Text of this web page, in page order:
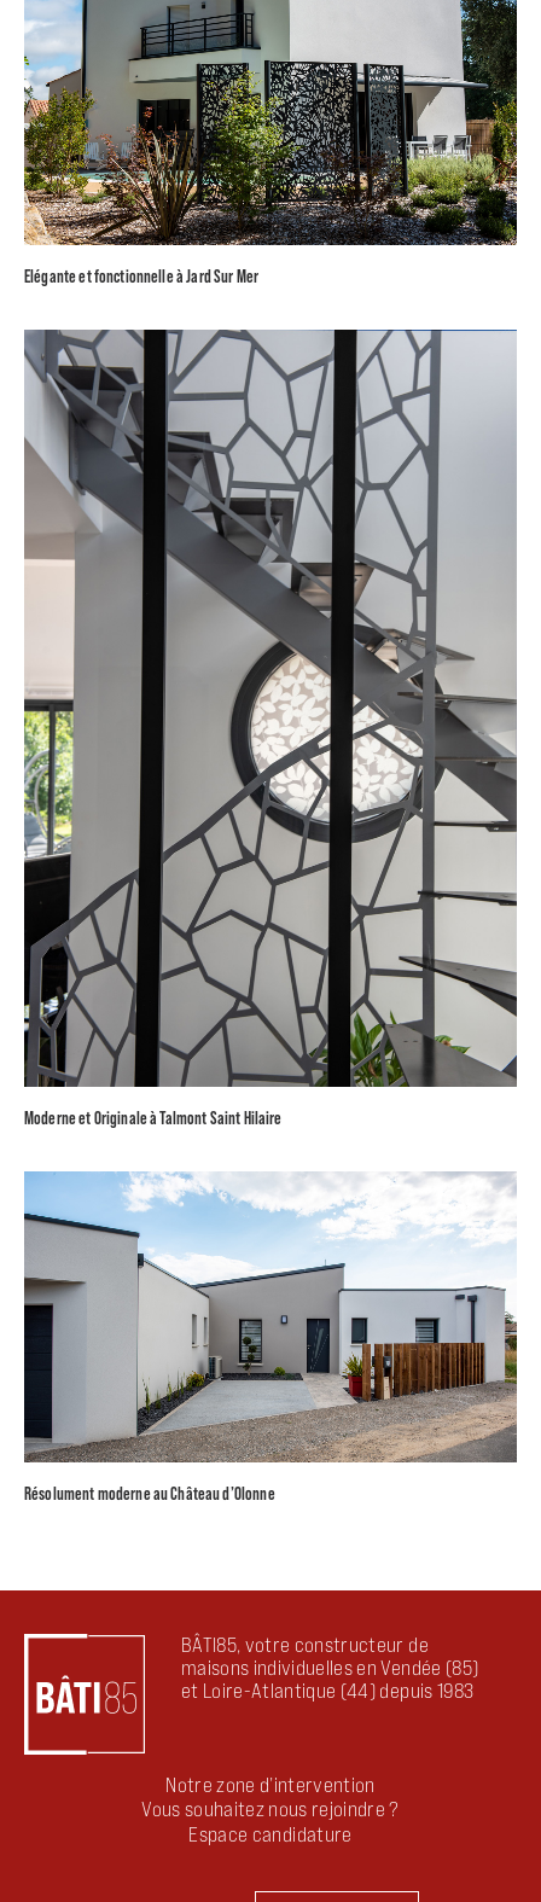
Elégante et fonctionnelle à Jard Sur Mer
Moderne et Originale à Talmont Saint Hilaire
Résolument moderne au Château d’Olonne
BÂTI85, votre constructeur de
maisons individuelles en Vendée (85)
et Loire-Atlantique (44) depuis 1983
Notre zone d’intervention
Vous souhaitez nous rejoindre ?
Espace candidature